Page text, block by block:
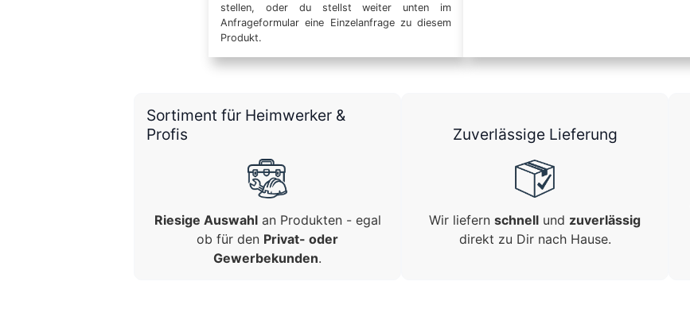
stellen, oder du stellst weiter unten im
Anfrageformular eine Einzelanfrage zu diesem
Produkt.
Sortiment für Heimwerker &
Profis
Riesige Auswahlan Produkten - egal
ob für den Privat- oder
Gewerbekunden.
Zuverlässige Lieferung
Wir liefern schnell und zuverlässig
direkt zu Dir nach Hause.